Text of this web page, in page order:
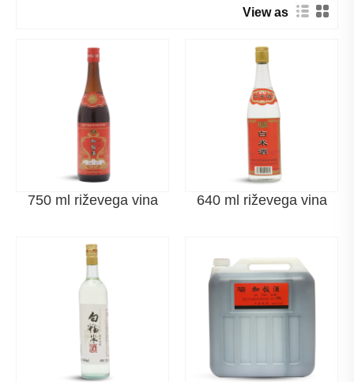
Zmerna vsebnost alkohola
Rumeno vino, ki običajno znaša od 8 % do 20 % ABV, je
mehkejše od destiliranih žganih pijač, zaradi česar je
primerno za vsakodnevno uživanje in širši krog
potrošnikov.
Hranilna vrednost
tradicionalni prehranski kulturi pogosto štejejo za
Široka kulinarična uporaba
Veliko se uporablja v kitajski kuhinji za odstranjevanje
vonjav, izboljšanje arome in izboljšanje okusa, zlasti v
View as
750 ml riževega vina 640 ml riževega vina